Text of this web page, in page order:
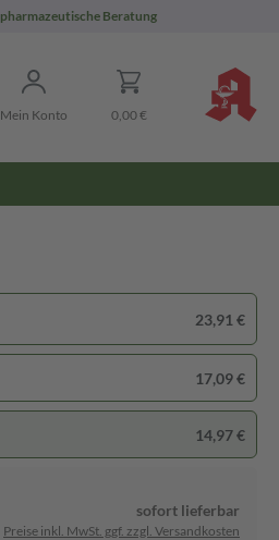
pharmazeutische Beratung
Mein Konto 0,00 €
23,91 €
17,09 €
14,97 €
sofort lieferbar
Preise inkl. MwSt. ggf. zzgl. Versandkosten